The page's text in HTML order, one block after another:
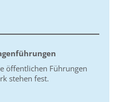
öffentlichen Führungen
stehen fest.